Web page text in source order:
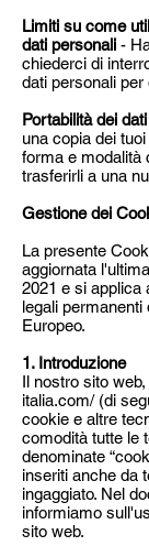
Limiti su come
dati personali -
chiederci di
dati personali
Portabilità dei dati
una copia dei
forma e modalità
trasferirli a una
Gestione dei
La presente
aggiornata
2021 e si applica
legali
Europeo.
1. Introduzione
Il nostro sito web,
italia.com/(di
cookie e altre
comodità tutte le
denominate
inseriti anche da
ingaggiato. Nel
informiamo
sito web.